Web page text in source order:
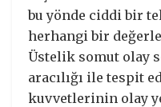
bu yönde ciddi bir
herhangi bir
Üstelik somut olay
aracılığı ile tespit
kuvvetlerinin olay